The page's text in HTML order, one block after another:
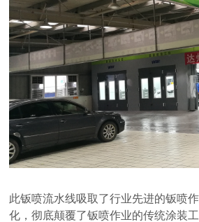
此钣喷流水线吸取了行业先进的钣喷
化，彻底颠覆了钣喷作业的传统涂装